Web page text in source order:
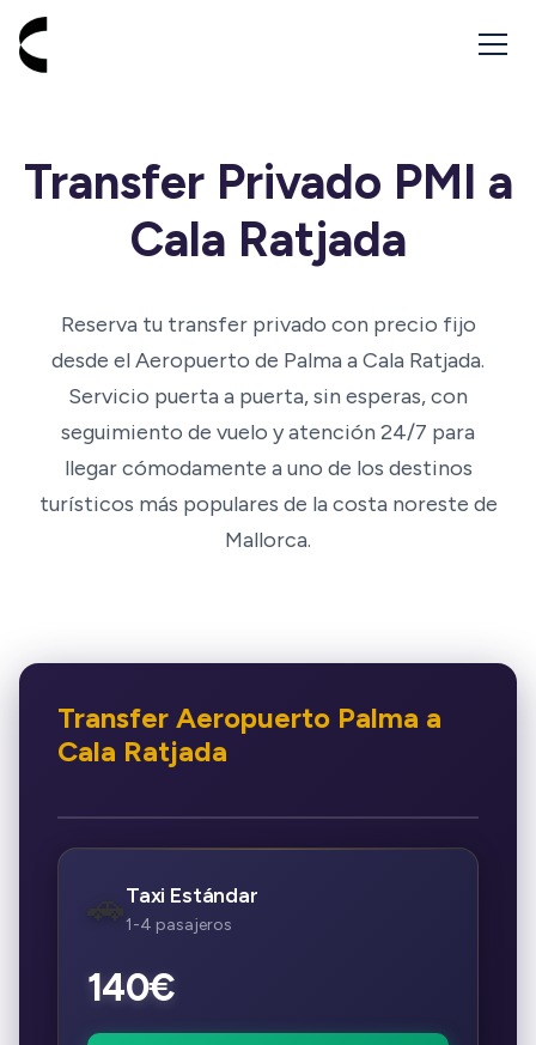
Ir a inicio - Cabbik
Transfer Privado PMI a
Cala Ratjada
Reserva tu transfer privado con precio fijo
desde el Aeropuerto de Palma a Cala Ratjada.
Servicio puerta a puerta, sin esperas, con
seguimiento de vuelo y atención 24/7 para
llegar cómodamente a uno de los destinos
turísticos más populares de la costa noreste de
Mallorca.
Transfer Aeropuerto Palma a
Cala Ratjada
🚗Taxi Estándar
1-4 pasajeros
140€